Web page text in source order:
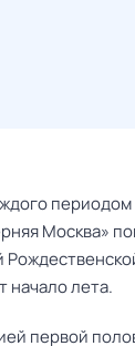
Москва»
начало лета.
первой